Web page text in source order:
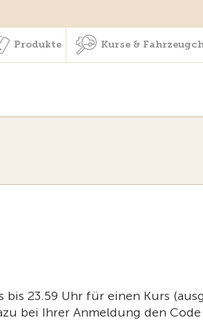
Produkte Kurse &
23.59 Uhr für einen Kurs
bei Ihrer Anmeldung den